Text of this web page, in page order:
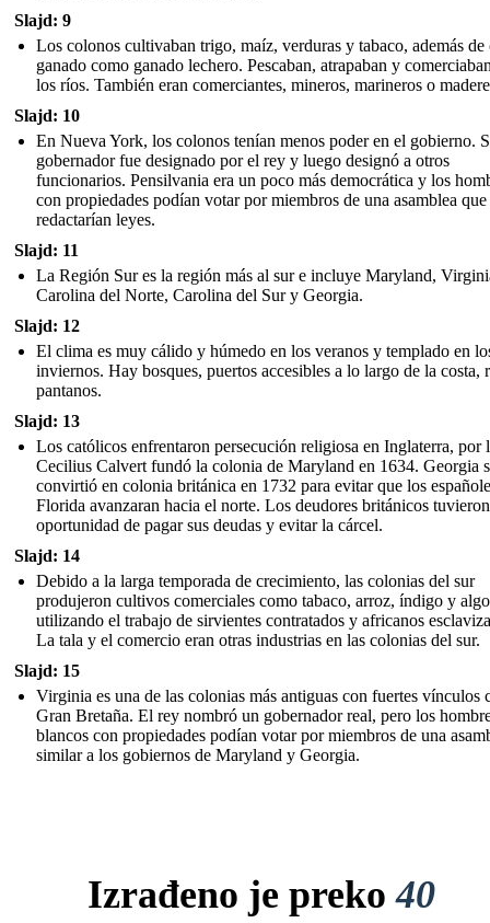
Slajd: 9
Los colonos cultivaban trigo, maíz, verduras y tabaco, además de
ganado como ganado lechero. Pescaban, atrapaban y
los ríos. También eran comerciantes, mineros, marineros o
Slajd: 10
En Nueva York, los colonos tenían menos poder en el gobierno.
gobernador fue designado por el rey y luego designó a otros
funcionarios. Pensilvania era un poco más democrática y los
con propiedades podían votar por miembros de una asamblea que
redactarían leyes.
Slajd: 11
La Región Sur es la región más al sur e incluye Maryland,
Carolina del Norte, Carolina del Sur y Georgia.
Slajd: 12
El clima es muy cálido y húmedo en los veranos y templado en
inviernos. Hay bosques, puertos accesibles a lo largo de la costa,
pantanos.
Slajd: 13
Los católicos enfrentaron persecución religiosa en Inglaterra, por
Cecilius Calvert fundó la colonia de Maryland en 1634. Georgia
convirtió en colonia británica en 1732 para evitar que los
Florida avanzaran hacia el norte. Los deudores británicos
oportunidad de pagar sus deudas y evitar la cárcel.
Slajd: 14
Debido a la larga temporada de crecimiento, las colonias del sur
produjeron cultivos comerciales como tabaco, arroz, índigo y
utilizando el trabajo de sirvientes contratados y africanos
La tala y el comercio eran otras industrias en las colonias del sur.
Slajd: 15
Virginia es una de las colonias más antiguas con fuertes vínculos
Gran Bretaña. El rey nombró un gobernador real, pero los
blancos con propiedades podían votar por miembros de una
similar a los gobiernos de Maryland y Georgia.
Izrađeno je preko40